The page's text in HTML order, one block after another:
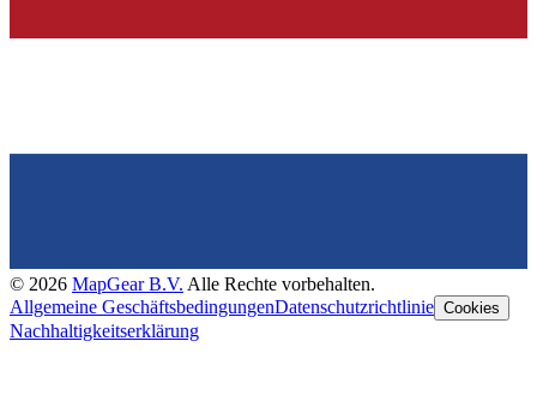
© 2026 MapGear B.V. Alle Rechte vorbehalten.
Allgemeine GeschäftsbedingungenDatenschutzrichtlinie Cookies
Nachhaltigkeitserklärung